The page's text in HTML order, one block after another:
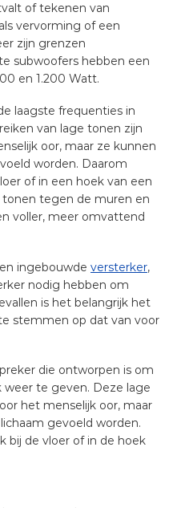
of tekenen van
vervorming of een
zijn grenzen
subwoofers hebben een
en 1.200 Watt.
laagste frequenties in
van lage tonen zijn
oor, maar ze kunnen
worden. Daarom
of in een hoek van een
tonen tegen de muren en
voller, meer omvattend
ingebouwde versterker,
nodig hebben om
is het belangrijk het
stemmen op dat van voor
die ontworpen is om
te geven. Deze lage
het menselijk oor, maar
gevoeld worden.
bij de vloer of in de hoek